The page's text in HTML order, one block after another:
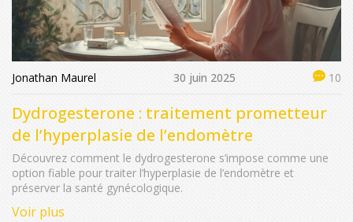
Jonathan Maurel 30 juin 2025 10
Dydrogesterone : traitement prometteur
de l’hyperplasie de l’endomètre
Découvrez comment le dydrogesterone s’impose comme une
option fiable pour traiter l’hyperplasie de l’endomètre et
préserver la santé gynécologique.
Voir plus